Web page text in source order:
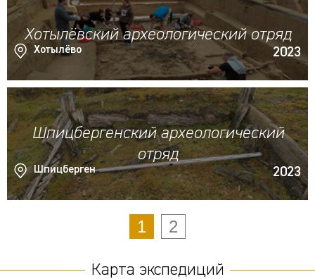
Хотылёвский археологический отряд
Хотылёво 2023
Шпицбергенский археологический
отряд
Шпицберген 2023
1 2
Карта экспедиций